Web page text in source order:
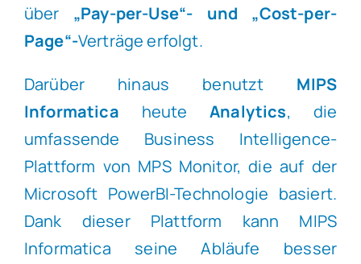
über „Pay-per-Use“- und „Cost-per-
Page“-Verträge erfolgt.
Darüber hinaus benutzt MIPS
Informatica heuteAnalytics, die
umfassende Business Intelligence-
Plattform von MPS Monitor, die auf der
Microsoft PowerBI-Technologie basiert.
Dank dieser Plattform kann MIPS
Informatica seine Abläufe besser